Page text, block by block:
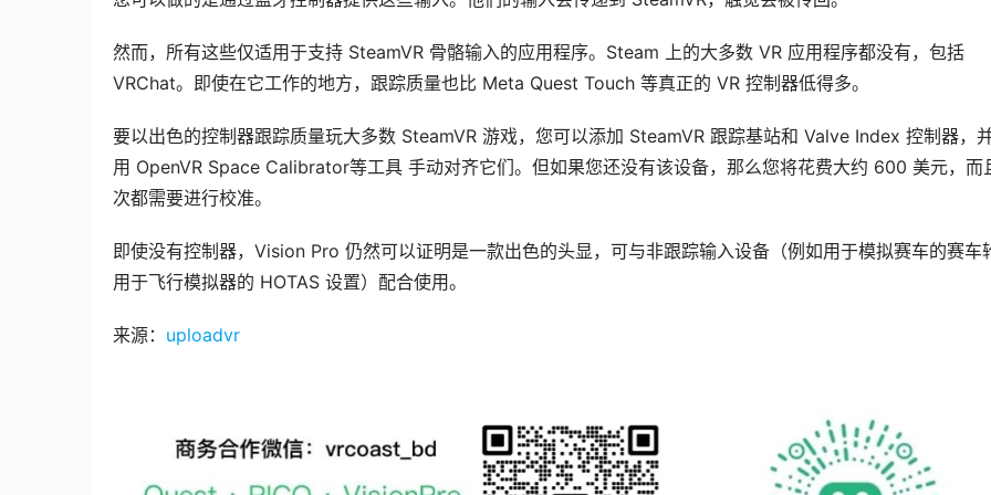
然而，所有这些仅适用于支持 SteamVR 骨骼输入的应用程序。Steam 上的大多数 VR 应用程序都没有，包括
VRChat。即使在它工作的地方，跟踪质量也比 Meta Quest Touch 等真正的 VR 控制器低得多。
要以出色的控制器跟踪质量玩大多数 SteamVR 游戏，您可以添加 SteamVR 跟踪基站和 Valve Index 控制器，
用 OpenVR Space Calibrator等工具 手动对齐它们。但如果您还没有该设备，那么您将花费大约 600 美元，而
次都需要进行校准。
即使没有控制器，Vision Pro 仍然可以证明是一款出色的头显，可与非跟踪输入设备（例如用于模拟赛车的赛车
用于飞行模拟器的 HOTAS 设置）配合使用。
来源： uploadvr